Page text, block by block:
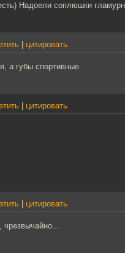
Надоели соплюшки
цитировать
а губы спортивные
цитировать
цитировать
чрезвычайно...